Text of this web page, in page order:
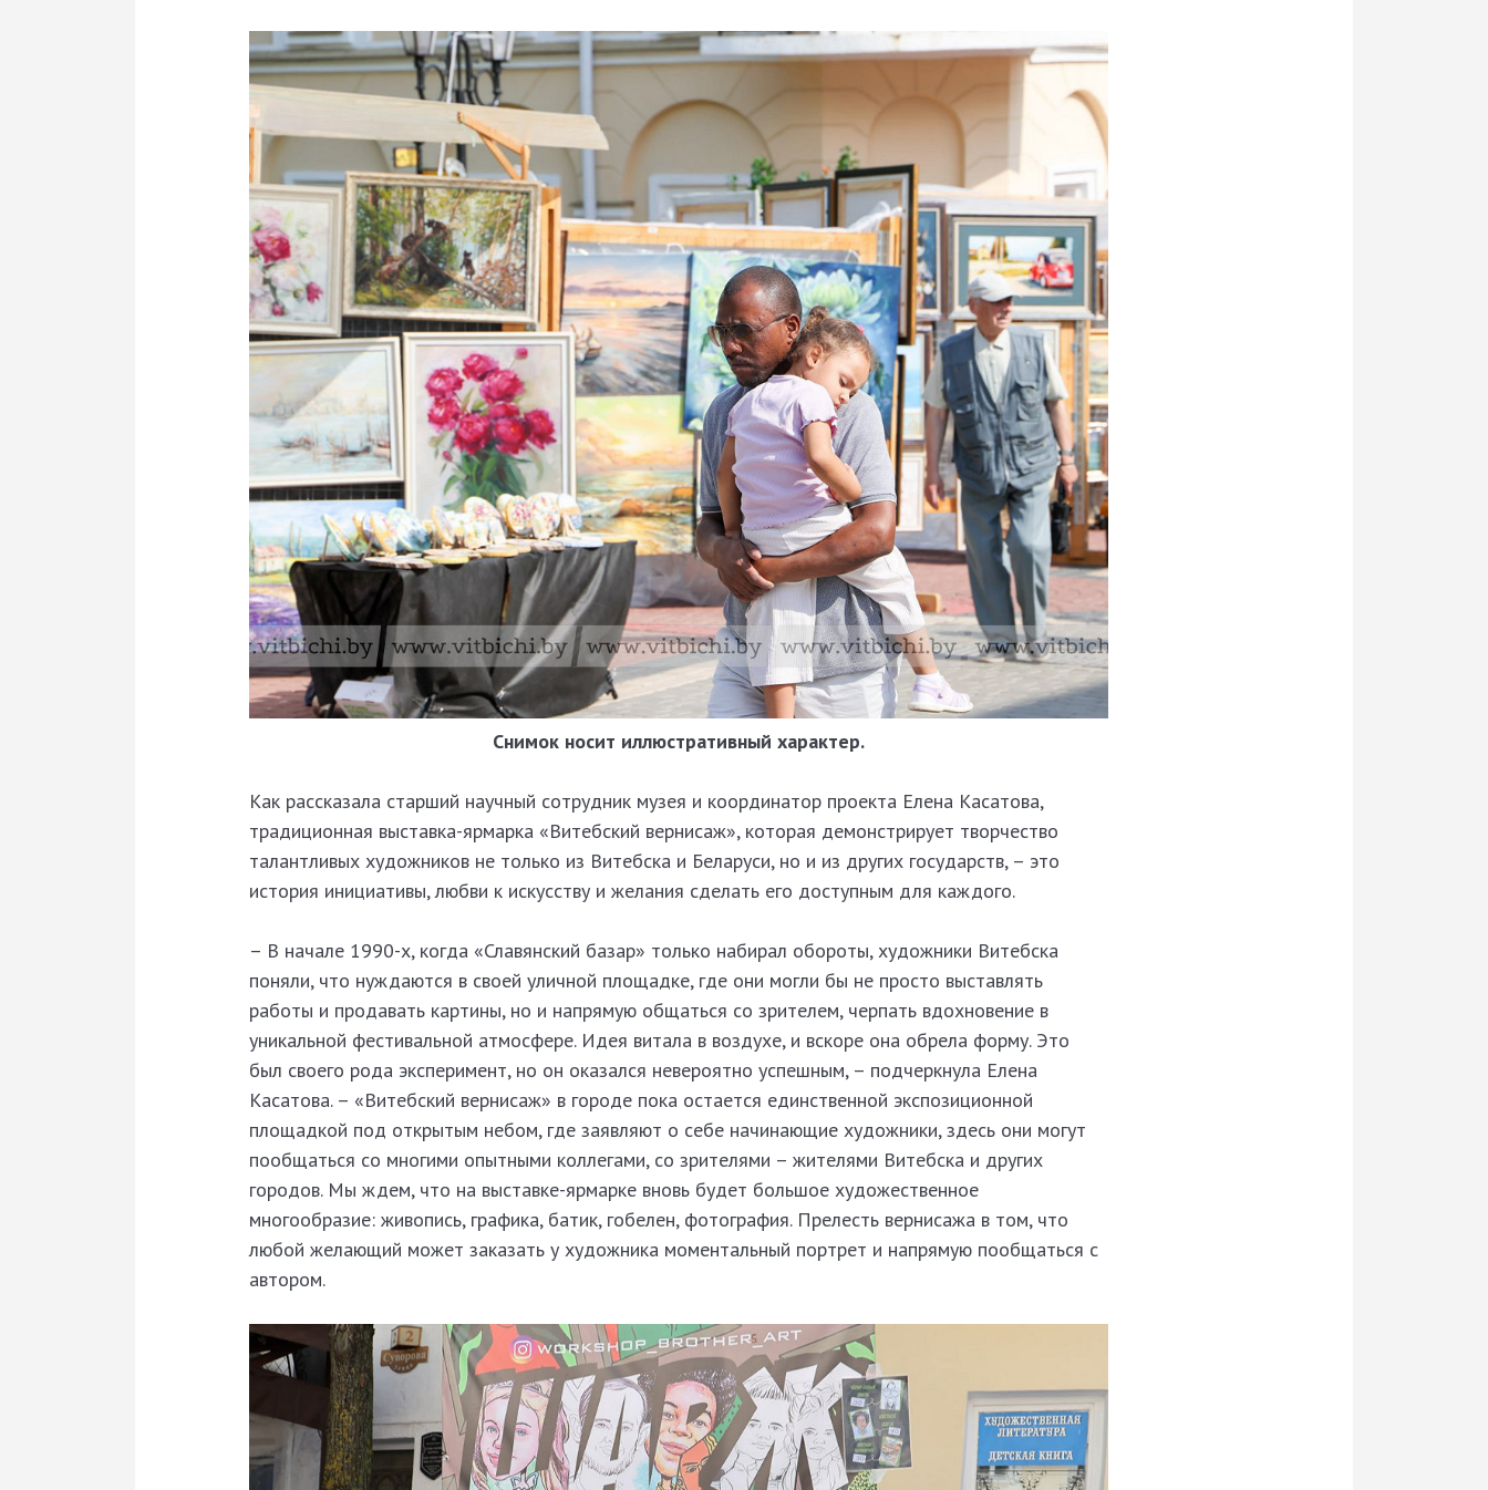
Снимок носит иллюстративный характер.
Как рассказала старший научный сотрудник музея и координатор проекта Елена Касатова,
традиционная выставка-ярмарка «Витебский вернисаж», которая демонстрирует творчество
талантливых художников не только из Витебска и Беларуси, но и из других государств, – это
история инициативы, любви к искусству и желания сделать его доступным для каждого.
– В начале 1990-х, когда «Славянский базар» только набирал обороты, художники Витебска
поняли, что нуждаются в своей уличной площадке, где они могли бы не просто выставлять
работы и продавать картины, но и напрямую общаться со зрителем, черпать вдохновение в
уникальной фестивальной атмосфере. Идея витала в воздухе, и вскоре она обрела форму. Это
был своего рода эксперимент, но он оказался невероятно успешным, – подчеркнула Елена
Касатова. – «Витебский вернисаж» в городе пока остается единственной экспозиционной
площадкой под открытым небом, где заявляют о себе начинающие художники, здесь они могут
пообщаться со многими опытными коллегами, со зрителями – жителями Витебска и других
городов. Мы ждем, что на выставке-ярмарке вновь будет большое художественное
многообразие: живопись, графика, батик, гобелен, фотография. Прелесть вернисажа в том, что
любой желающий может заказать у художника моментальный портрет и напрямую пообщаться с
автором.